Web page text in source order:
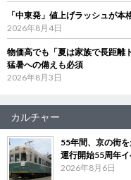
「中東発」値上げラッシュが
2026年8月4日
物価高でも「夏は家族で長距
猛暑への備えも必須
2026年8月3日
カルチャー
55年間、京の街
運行開始55周年
2026年8月6日